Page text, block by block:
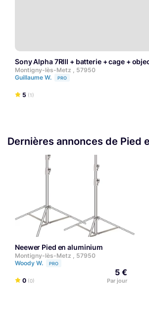
Sony Alpha 7RIII + batterie + cage +
Montigny-lès-Metz , 57950
Guillaume W.
PRO
5 (1)
Dernières annonces de Pied
Neewer Pied en aluminium
Montigny-lès-Metz , 57950
Woody W.
PRO
0 (0)
5 €
Par jour